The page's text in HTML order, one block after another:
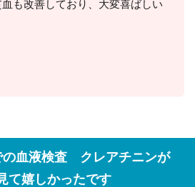
も改善しており、大変喜ばしい
の血液検査 クレアチニンが
て嬉しかったです